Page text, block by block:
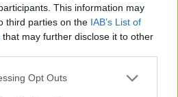
This information may
third parties on the IAB’s List of
that may further disclose it to other
app uses one or more Google
Opt Outs